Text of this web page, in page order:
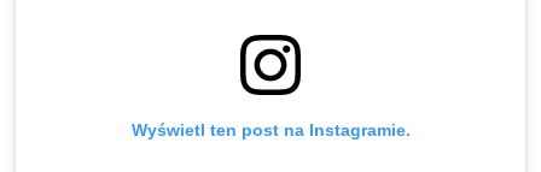
Wyświetl ten post na Instagramie.